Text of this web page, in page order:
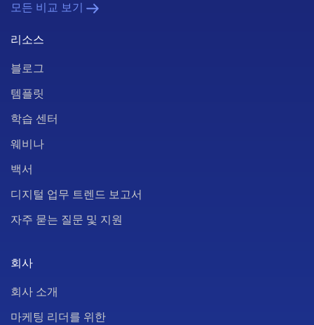
모든 비교 보기
리소스
블로그
템플릿
학습 센터
웨비나
백서
디지털 업무 트렌드 보고서
자주 묻는 질문 및 지원
회사
회사 소개
마케팅 리더를 위한